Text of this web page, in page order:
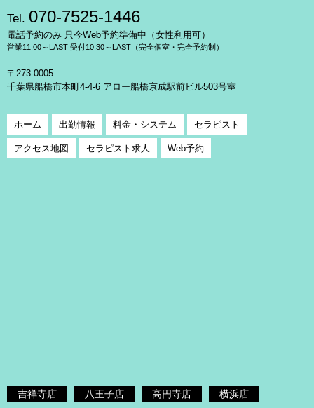
Tel. 070-7525-1446
電話予約のみ 只今Web予約準備中（女性利用可）
営業11:00～LAST 受付10:30～LAST（完全個室・完全予約制）
〒273-0005
千葉県船橋市本町4-4-6 アロー船橋京成駅前ビル503号室
ホーム 出勤情報 料金・システム セラピスト
アクセス地図 セラピスト求人 Web予約
吉祥寺店 八王子店 高円寺店 横浜店